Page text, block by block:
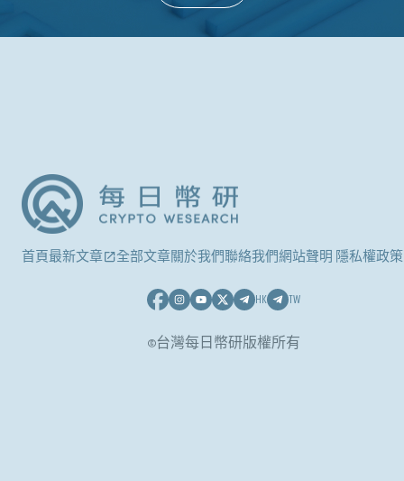
首頁最新文章 全部文章關於我們聯絡我們網站聲明 隱私權政策
HK TW
©台灣每日幣研版權所有